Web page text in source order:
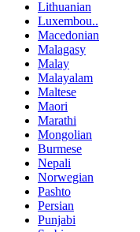
Lithuanian
Luxembou..
Macedonian
Malagasy
Malay
Malayalam
Maltese
Maori
Marathi
Mongolian
Burmese
Nepali
Norwegian
Pashto
Persian
Punjabi